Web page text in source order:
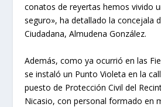
conatos de reyertas hemos vivido
seguro», ha detallado la concejala
Ciudadana, Almudena González.
Además, como ya ocurrió en las
se instaló un Punto Violeta en la
puesto de Protección Civil del
Nicasio, con personal formado en